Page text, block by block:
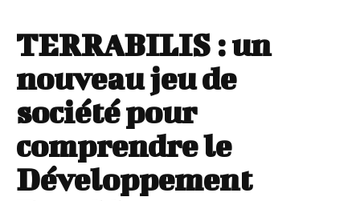
TERRABILIS : un
nouveau jeu de
société pour
comprendre le
Développement